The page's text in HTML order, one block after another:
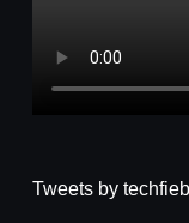
Tweets by